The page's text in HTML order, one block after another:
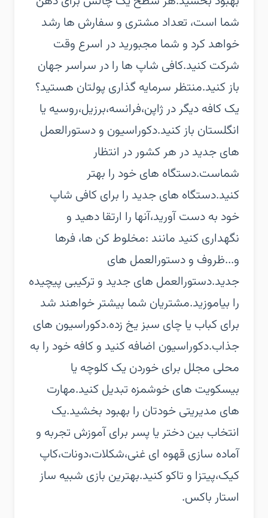
شما است، تعداد مشتری و سفارش ها رشد
خواهد کرد و شما مجبورید در اسرع وقت
شرکت کنید.‏کافی شاپ ها را در سراسر جهان
باز کنید.‏منتظر سرمایه گذاری پولتان هستید؟
یک کافه دیگر در ژاپن،فرانسه،برزیل،روسیه یا
انگلستان باز کنید.دکوراسیون و دستورالعمل
های جدید در هر کشور در انتظار
شماست.‏دستگاه های خود را بهتر
کنید.‏دستگاه های جدید را برای کافی شاپ
خود به دست آورید،آنها را ارتقا دهید و
نگهداری کنید مانند :مخلوط کن ها، فرها
و...‏ظروف و دستورالعمل های
جدید.‏دستورالعمل های جدید و ترکیبی پیچیده
را بیاموزید.مشتریان شما بیشتر خواهند شد
برای کباب یا چای سبز یخ زده.‏دکوراسیون های
جذاب.‏دکوراسیون اضافه کنید و کافه خود را به
محلی مجلل برای خوردن یک کلوچه یا
بیسکویت های خوشمزه تبدیل کنید.‏مهارت
های مدیریتی خودتان را بهبود بخشید.‏یک
انتخاب بین دختر یا پسر برای آموزش تجربه و
آماده سازی قهوه ای غنی،شکلات،دونات،کاپ
کیک،پیتزا و تاکو کنید.‏بهترین بازی شبیه ساز
استار باکس.